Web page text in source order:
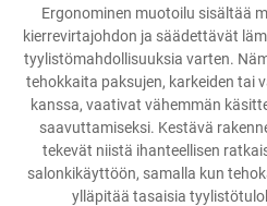
Ergonominen muotoilu sisältää
kierrevirtajohdon ja säädettävät
tyylistömahdollisuuksia varten.
tehokkaita paksujen, karkeiden tai
kanssa, vaativat vähemmän
saavuttamiseksi. Kestävä
tekevät niistä ihanteellisen
salonkikäyttöön, samalla kun
ylläpitää tasaisia